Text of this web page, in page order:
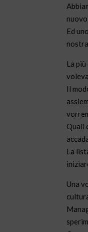
Ed
La
Il
Quali
La
Una